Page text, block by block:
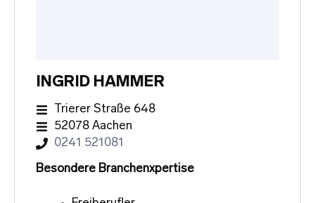
INGRID HAMMER
Trierer Straße 648
52078 Aachen
0241 521081
Besondere Branchenxpertise